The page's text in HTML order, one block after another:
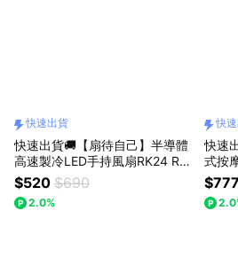
快速出貨
快速出貨🚚【扇待自己】半導體
高速製冷LED手持風扇RK24 RA
STO
$520 $690
2.0%
快
快速
式按
$777